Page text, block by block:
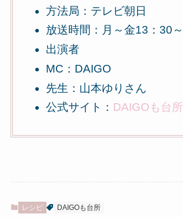
方法局：テレビ朝日
放送時間：月～金13：30～
出演者
MC：DAIGO
先生：山本ゆりさん
公式サイト： DAIGOも台所
レシピ DAIGOも台所